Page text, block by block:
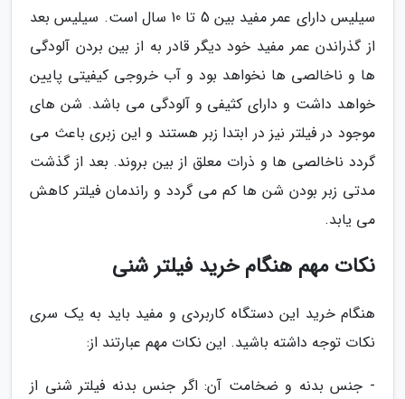
سیلیس دارای عمر مفید بین 5 تا 10 سال است. سیلیس بعد
از گذراندن عمر مفید خود دیگر قادر به از بین بردن آلودگی
ها و ناخالصی ها نخواهد بود و آب خروجی کیفیتی پایین
خواهد داشت و دارای کثیفی و آلودگی می باشد. شن های
موجود در فیلتر نیز در ابتدا زبر هستند و این زبری باعث می
گردد ناخالصی ها و ذرات معلق از بین بروند. بعد از گذشت
مدتی زبر بودن شن ها کم می گردد و راندمان فیلتر کاهش
می یابد.
نکات مهم هنگام خرید فیلتر شنی
هنگام خرید این دستگاه کاربردی و مفید باید به یک سری
نکات توجه داشته باشید. این نکات مهم عبارتند از:
- جنس بدنه و ضخامت آن: اگر جنس بدنه فیلتر شنی از